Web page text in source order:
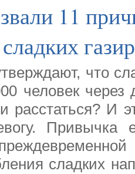
11
сладких
что
человек
расстаться? И
Привычка
сладких